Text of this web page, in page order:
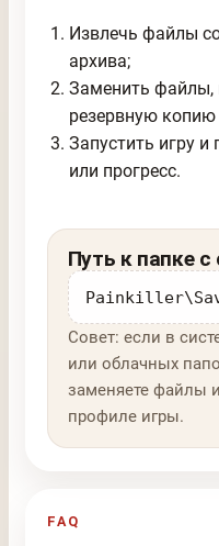
Извлечь файлы
архива;
Заменить файлы,
резервную копию
Запустить игру
или прогресс.
Путь к папке с
Совет: если в
или облачных
заменяете файлы
профиле игры.
FAQ